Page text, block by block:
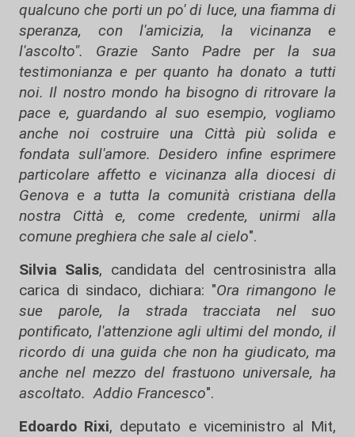
qualcuno che porti un po' di luce, una fiamma di
speranza, con l'amicizia, la vicinanza e
l'ascolto". Grazie Santo Padre per la sua
testimonianza e per quanto ha donato a tutti
noi. Il nostro mondo ha bisogno di ritrovare la
pace e, guardando al suo esempio, vogliamo
anche noi costruire una Città più solida e
fondata sull'amore. Desidero infine esprimere
particolare affetto e vicinanza alla diocesi di
Genova e a tutta la comunità cristiana della
nostra Città e, come credente, unirmi alla
comune preghiera che sale al cielo".
Silvia Salis, candidata del centrosinistra alla
carica di sindaco, dichiara: "Ora rimangono le
sue parole, la strada tracciata nel suo
pontificato, l'attenzione agli ultimi del mondo, il
ricordo di una guida che non ha giudicato, ma
anche nel mezzo del frastuono universale, ha
ascoltato. Addio Francesco".
Edoardo Rixi, deputato e viceministro al Mit,